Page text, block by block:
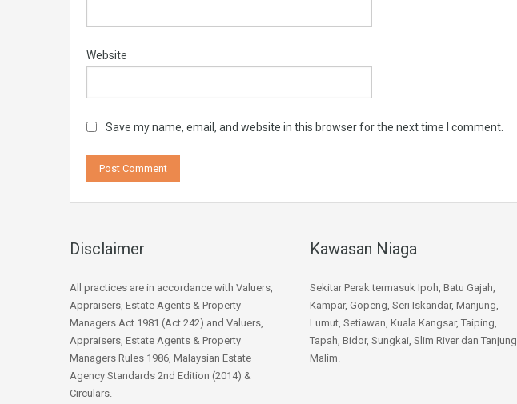
Website
Save my name, email, and website in this browser for the next time I comment.
Disclaimer
All practices are in accordance with Valuers,
Appraisers, Estate Agents & Property
Managers Act 1981 (Act 242) and Valuers,
Appraisers, Estate Agents & Property
Managers Rules 1986, Malaysian Estate
Agency Standards 2nd Edition (2014) &
Circulars.
Kawasan Niaga
Sekitar Perak termasuk Ipoh, Batu Gajah,
Kampar, Gopeng, Seri Iskandar, Manjung,
Lumut, Setiawan, Kuala Kangsar, Taiping,
Tapah, Bidor, Sungkai, Slim River dan Tanjung
Malim.